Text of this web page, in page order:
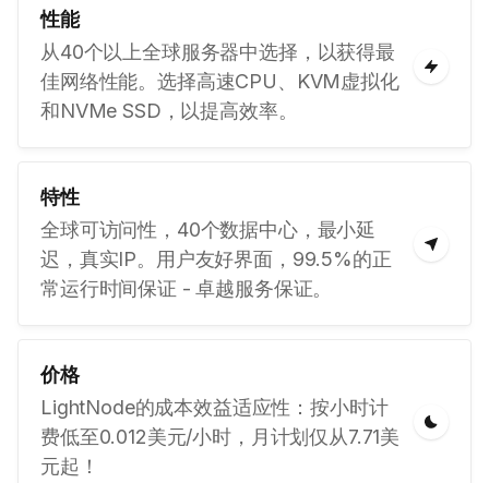
性能
从40个以上全球服务器中选择，以获得最
佳网络性能。选择高速CPU、KVM虚拟化
和NVMe SSD，以提高效率。
特性
全球可访问性，40个数据中心，最小延
迟，真实IP。用户友好界面，99.5%的正
常运行时间保证 - 卓越服务保证。
价格
LightNode的成本效益适应性：按小时计
费低至0.012美元/小时，月计划仅从7.71美
元起！